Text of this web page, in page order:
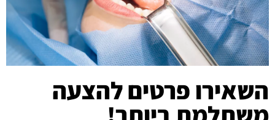
השאירו פרטים להצעה